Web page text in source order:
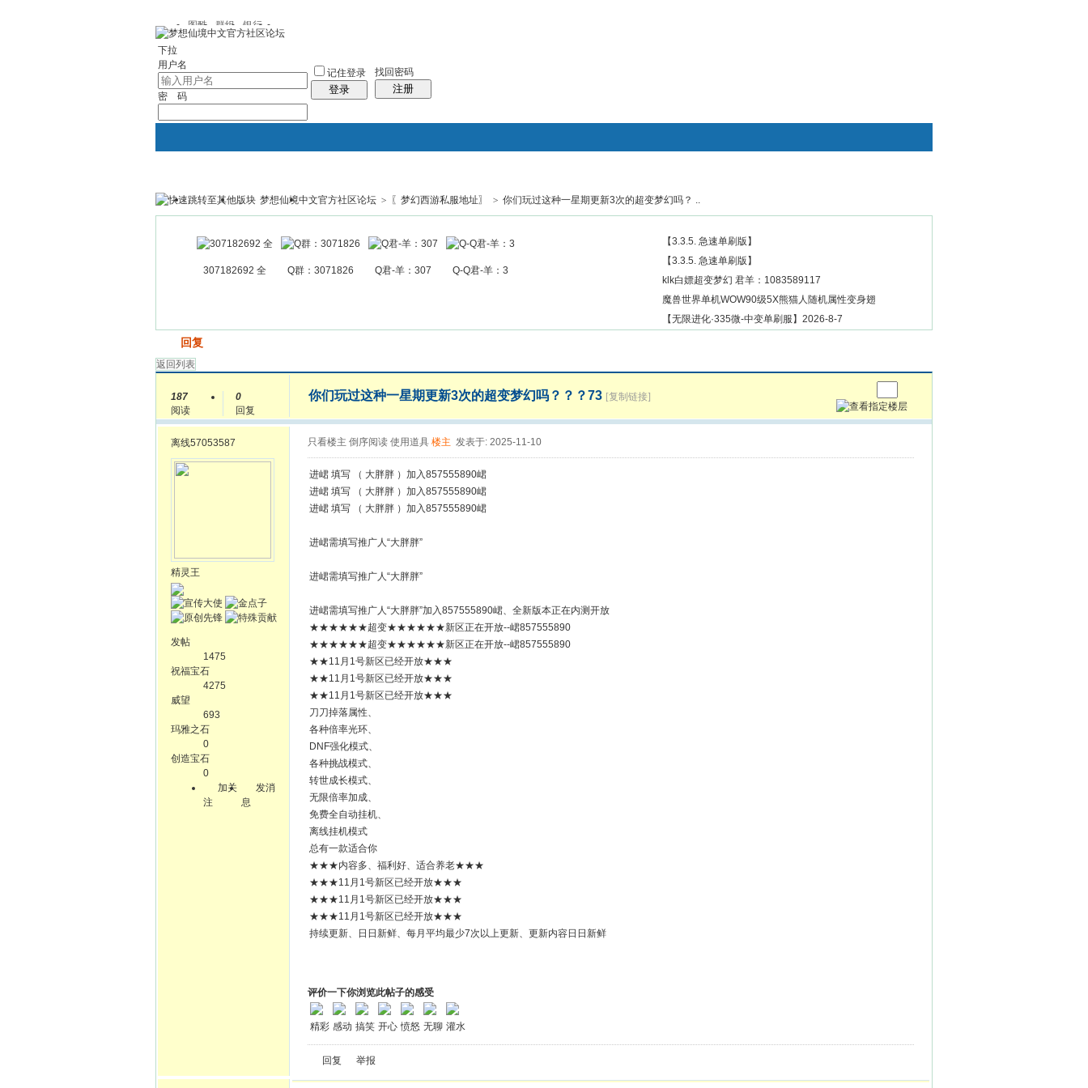
图酷 群组 银行
下拉
用户名
密 码
记住登录
登录
找回密码
注册
银行 群组聚合 我的空间
帖子
搜索
梦想仙境中文官方社区论坛 > 〖梦幻西游私服地址〗 > 你们玩过这种一星期更新3次的超变梦幻吗？ ..
307182692 全 Q群：3071826 Q君-羊：307 Q-Q君-羊：3
【3.3.5. 急速单刷版】
【3.3.5. 急速单刷版】
klk白嫖超变梦幻 君羊：1083589117
魔兽世界单机WOW90级5X熊猫人随机属性变身翅
【无限进化·335微-中变单刷服】2026-8-7
回复
返回列表
187
阅读
0
回复
你们玩过这种一星期更新3次的超变梦幻吗？？？73 [复制链接]
离线57053587
精灵王
发帖
1475
祝福宝石
4275
威望
693
玛雅之石
0
创造宝石
0
加关
注
发消
息
只看楼主 倒序阅读 使用道具 楼主 发表于: 2025-11-10
进峮 填写 （ 大胖胖 ）加入857555890峮
进峮 填写 （ 大胖胖 ）加入857555890峮
进峮 填写 （ 大胖胖 ）加入857555890峮
进峮需填写推广人“大胖胖”
进峮需填写推广人“大胖胖”
进峮需填写推广人“大胖胖”加入857555890峮、全新版本正在内测开放
★★★★★★超变★★★★★★新区正在开放--峮857555890
★★★★★★超变★★★★★★新区正在开放--峮857555890
★★11月1号新区已经开放★★★
★★11月1号新区已经开放★★★
★★11月1号新区已经开放★★★
刀刀掉落属性、
各种倍率光环、
DNF强化模式、
各种挑战模式、
转世成长模式、
无限倍率加成、
免费全自动挂机、
离线挂机模式
总有一款适合你
★★★内容多、福利好、适合养老★★★
★★★11月1号新区已经开放★★★
★★★11月1号新区已经开放★★★
★★★11月1号新区已经开放★★★
持续更新、日日新鲜、每月平均最少7次以上更新、更新内容日日新鲜
评价一下你浏览此帖子的感受
精彩 感动 搞笑 开心 愤怒 无聊 灌水
回复 举报